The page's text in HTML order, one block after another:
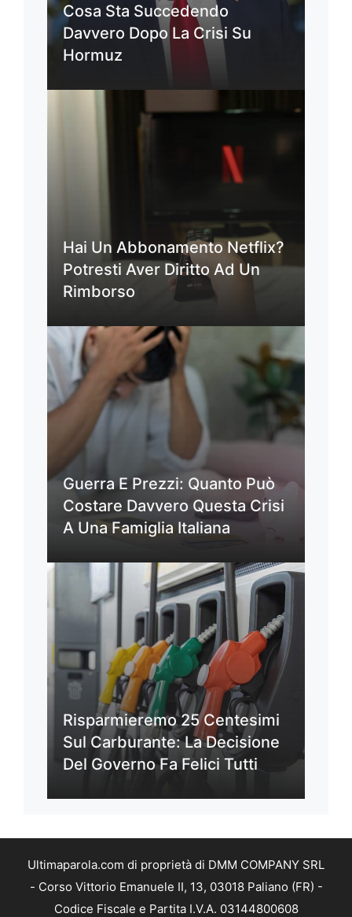
Cosa Sta Succedendo
Davvero Dopo La Crisi Su
Hormuz
Hai Un Abbonamento Netflix?
Potresti Aver Diritto Ad Un
Rimborso
Guerra E Prezzi: Quanto Può
Costare Davvero Questa Crisi
A Una Famiglia Italiana
Risparmieremo 25 Centesimi
Sul Carburante: La Decisione
Del Governo Fa Felici Tutti
Ultimaparola.com di proprietà di DMM COMPANY SRL
- Corso Vittorio Emanuele II, 13, 03018 Paliano (FR) -
Codice Fiscale e Partita I.V.A. 03144800608